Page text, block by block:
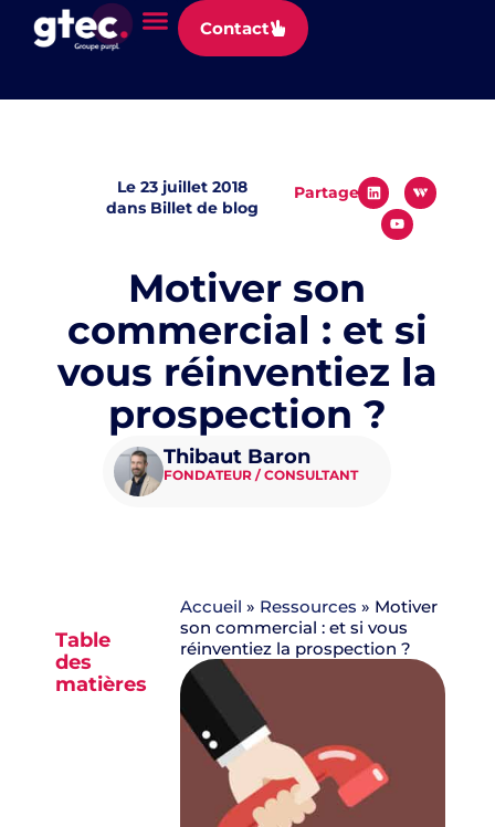
Panneau de gestion des cookies
Contact
Le23 juillet 2018
dans Billet de blog
Partager
Motiver son
commercial : et si
vous réinventiez la
prospection ?
Thibaut Baron
FONDATEUR / CONSULTANT
Table
des
matières
Accueil » Ressources » Motiver
son commercial : et si vous
réinventiez la prospection ?